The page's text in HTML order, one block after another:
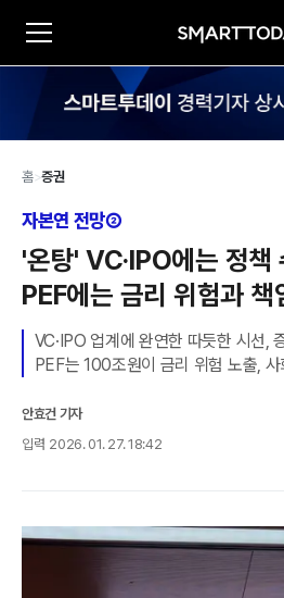
홈>증권
자본연 전망②
'온탕' VC·IPO에는 정책
PEF에는 금리 위험과 책
VC·IPO 업계에 완연한 따듯한 시선,
PEF는 100조원이 금리 위험 노출,
안효건 기자
입력 2026. 01. 27. 18:42